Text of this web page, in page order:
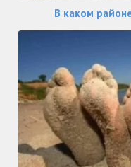
В каком